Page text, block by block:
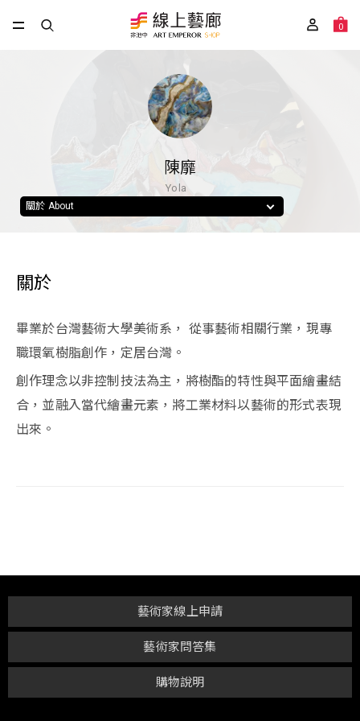
0
陳靡
Yola
關於 About
關於
畢業於台灣藝術大學美術系， 從事藝術相關行業，現專
職環氧樹脂創作，定居台灣。
創作理念以非控制技法為主，將樹酯的特性與平面繪畫結
合，並融入當代繪畫元素，將工業材料以藝術的形式表現
出來。
購物說明
藝術家問答集
藝術家線上申請